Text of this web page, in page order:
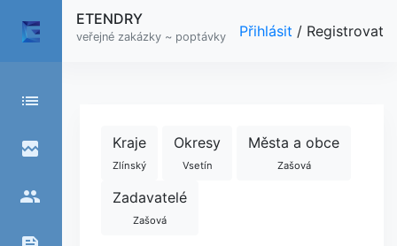
list
broken_image
people
ETENDRY
veřejné zakázky ~ poptávky Přihlásit / Registrovat
Kraje
Zlínský
Okresy
Vsetín
Města a obce
Zašová
Zadavatelé
Zašová